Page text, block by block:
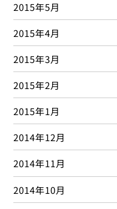
メンテナンス(10)
休診(12)
体幹(4)
免疫(1)
勉強会(18)
合宿帯同(1)
姿勢(16)
季節の変わり目(9)